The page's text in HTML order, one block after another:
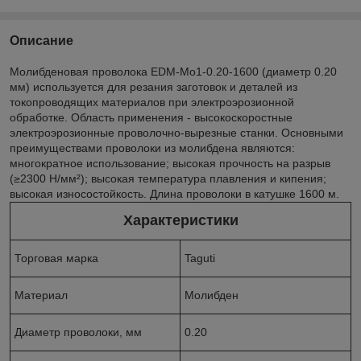
Описание
Молибденовая проволока EDM-Mo1-0.20-1600 (диаметр 0.20
мм) используется для резания заготовок и деталей из
токопроводящих материалов при электроэрозионной
обработке. Область применения - высокоскоростные
электроэрозионные проволочно-вырезные станки. Основными
преимуществами проволоки из молибдена являются:
многократное использование; высокая прочность на разрыв
(≥2300 Н/мм²); высокая температура плавления и кипения;
высокая износостойкость. Длина проволоки в катушке 1600 м.
Характеристики
Торговая марка Taguti
Материал Молибден
Диаметр проволоки, мм 0.20